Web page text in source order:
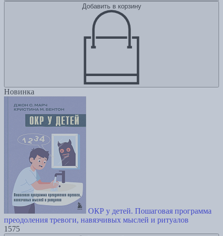
Добавить в корзину
Новинка
ОКР у детей. Пошаговая программа
преодоления тревоги, навязчивых мыслей и ритуалов
1575